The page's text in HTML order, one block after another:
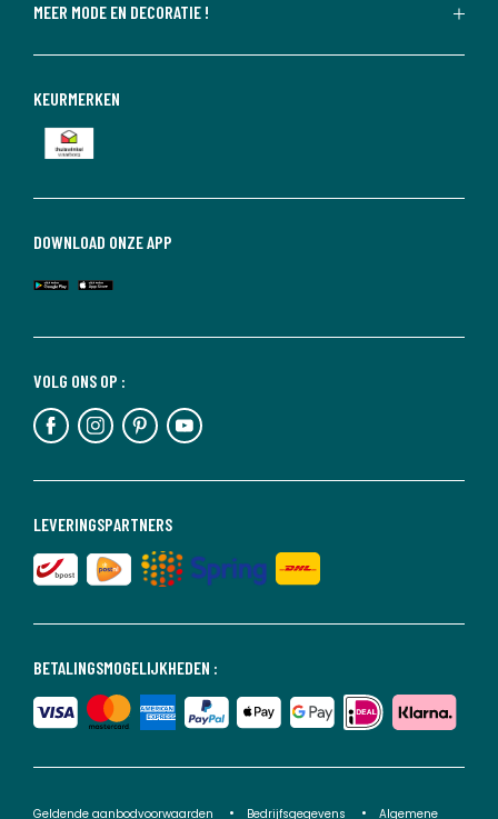
MEER MODE EN DECORATIE !
BETALINGSMOGELIJKHEDEN :
LEVERINGSPARTNERS
VOLG ONS OP :
DOWNLOAD ONZE APP
KEURMERKEN
Geldende aanbodvoorwaarden Bedrijfsgegevens Algemene